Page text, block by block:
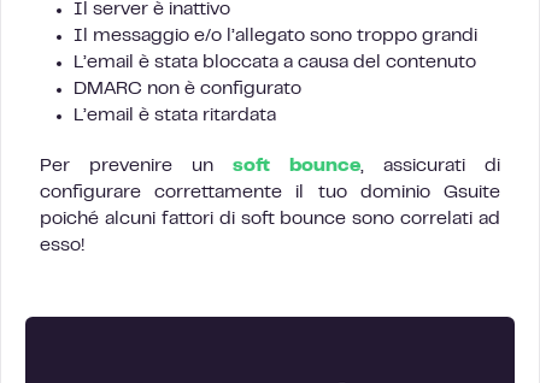
Il server è inattivo
Il messaggio e/o l’allegato sono troppo grandi
L’email è stata bloccata a causa del contenuto
DMARC non è configurato
L’email è stata ritardata
Per prevenire un soft bounce, assicurati di
configurare correttamente il tuo dominio Gsuite
poiché alcuni fattori di soft bounce sono correlati ad
esso!